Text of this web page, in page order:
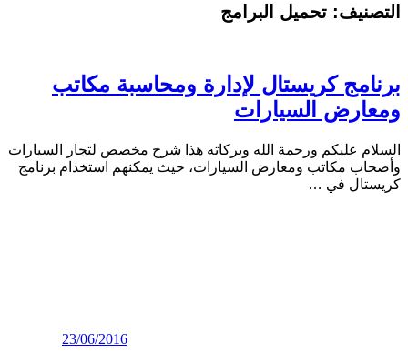
التصنيف: تحميل البرامج
برنامج كريستال لإدارة ومحاسبة مكاتب
ومعارض السيارات
السلام عليكم ورحمة الله وبركاته هذا شرح مخصص لتجار السيارات
وأصحاب مكاتب ومعارض السيارات، حيث يمكنهم استخدام برنامج
كريستال في …
23/06/2016